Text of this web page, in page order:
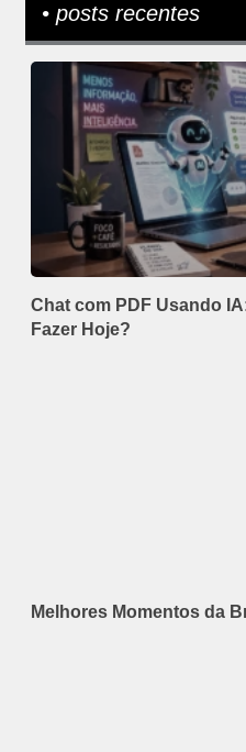
• posts recentes
Chat com PDF Usando
Fazer Hoje?
Melhores Momentos da